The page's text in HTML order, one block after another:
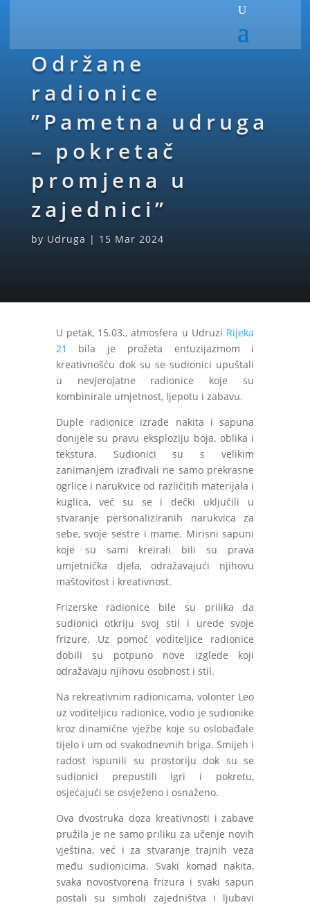
Održane
radionice
”Pametna udruga
– pokretač
promjena u
zajednici”
by Udruga | 15 Mar 2024
U petak, 15.03., atmosfera u Udruzi Rijeka
21
bila je prožeta entuzijazmom i
kreativnošću dok su se sudionici upuštali
u nevjerojatne radionice koje su
kombinirale umjetnost, ljepotu i zabavu.
Duple radionice izrade nakita i sapuna
donijele su pravu eksploziju boja, oblika i
tekstura. Sudionici su s velikim
zanimanjem izrađivali ne samo prekrasne
ogrlice i narukvice od različitih materijala i
kuglica, već su se i dečki uključili u
stvaranje personaliziranih narukvica za
sebe,svoje sestre i mame. Mirisni sapuni
koje su sami kreirali bili su prava
umjetnička djela, odražavajući njihovu
maštovitost i kreativnost.
Frizerske radionice bile su prilika da
sudionici otkriju svoj stil i urede svoje
frizure. Uz pomoć voditeljice radionice
dobili su potpuno nove izglede koji
odražavaju njihovu osobnost i stil.
Na rekreativnim radionicama, volonter Leo
uz voditeljicu radionice, vodio je sudionike
kroz dinamične vježbe koje su oslobađale
tijelo i um od svakodnevnih briga. Smijeh i
radost ispunili su prostoriju dok su se
sudionici prepustili igri i pokretu,
osjećajući se osvježeno i osnaženo.
Ova dvostruka doza kreativnosti i zabave
pružila je ne samo priliku za učenje novih
vještina, već i za stvaranje trajnih veza
među sudionicima. Svaki komad nakita,
svaka novostvorena frizura i svaki sapun
postali su simboli zajedništva i ljubavi